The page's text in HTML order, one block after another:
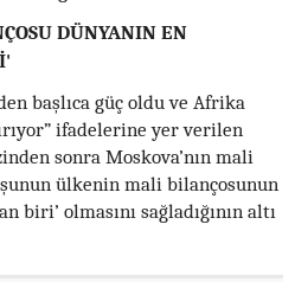
DÜNYANIN EN
başlıca güç oldu ve Afrika
ifadelerine yer verilen
sonra Moskova’nın mali
ülkenin mali bilançosunun
biri’ olmasını sağladığının altı